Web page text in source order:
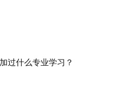
过什么专业学习？